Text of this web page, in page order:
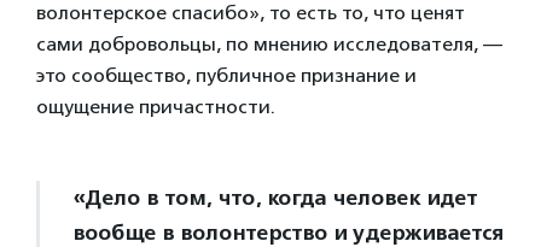
волонтерское спасибо», то есть то, что ценят
сами добровольцы, по мнению исследователя, —
это сообщество, публичное признание и
ощущение причастности.
«Дело в том, что, когда человек идет
вообще в волонтерство и удерживается